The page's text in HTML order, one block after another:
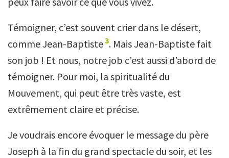
Témoigner, c’est souvent crier dans le désert,
comme Jean-Baptiste3. Mais Jean-Baptiste fait
son job ! Et nous, notre job c’est aussi d’abord de
témoigner. Pour moi, la spiritualité du
Mouvement, qui peut être très vaste, est
extrêmement claire et précise.
Je voudrais encore évoquer le message du père
Joseph à la fin du grand spectacle du soir, et les